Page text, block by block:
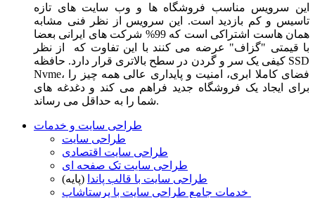
این سرویس مناسب فروشگاه ها و وب سایت های تازه
تاسیس و کم بازدید است. این سرویس از نظر فنی مشابه
همان هاست اشتراکی است که 99% شرکت های ایرانی بعضا
با قیمتی "گزاف" عرضه می کنند با این تفاوت که از نظر
کیفی یک سر و گردن در سطح بالاتری قرار دارد. حافظه SSD
Nvme، فضای کاملا ابری، امنیت و پایداری عالی همه چیز را
برای ایجاد یک فروشگاه جدید فراهم می کند و دغدغه های
شما را به حداقل می رساند.
طراحی سایت و خدمات
طراحی سایت
طراحی سایت اقتصادی
طراحی سایت تک صفحه ای
طراحی سایت با قالب پاندا (پایه)